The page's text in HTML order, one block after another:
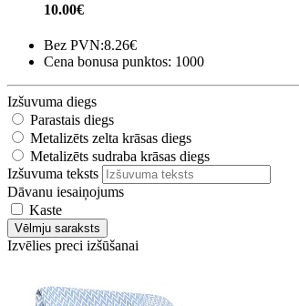
10.00€
Bez PVN:8.26€
Cena bonusa punktos: 1000
Izšuvuma diegs
Parastais diegs
Metalizēts zelta krāsas diegs
Metalizēts sudraba krāsas diegs
Izšuvuma teksts
Dāvanu iesaiņojums
Kaste
Vēlmju saraksts
Izvēlies preci izšūšanai